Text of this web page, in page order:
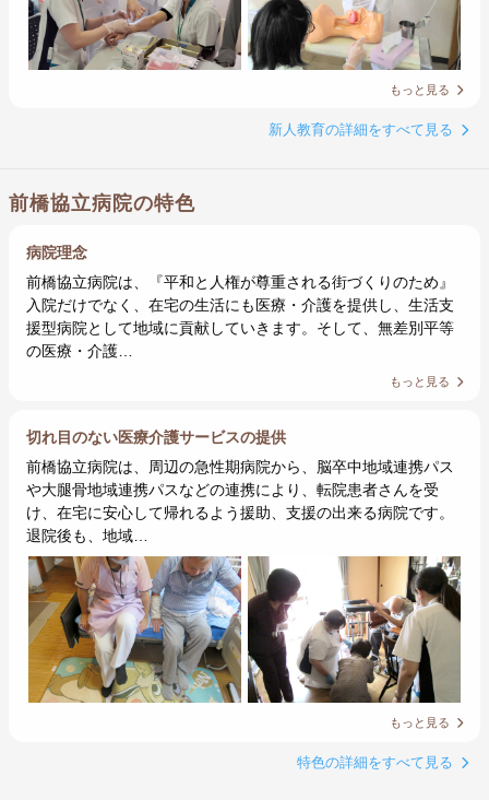
もっと見る
新人教育の詳細をすべて見る
前橋協立病院の特色
病院理念
前橋協立病院は、『平和と人権が尊重される街づくりのため』
入院だけでなく、在宅の生活にも医療・介護を提供し、生活支
援型病院として地域に貢献していきます。そして、無差別平等
の医療・介護…
もっと見る
切れ目のない医療介護サービスの提供
前橋協立病院は、周辺の急性期病院から、脳卒中地域連携パス
や大腿骨地域連携パスなどの連携により、転院患者さんを受
け、在宅に安心して帰れるよう援助、支援の出来る病院です。
退院後も、地域…
もっと見る
特色の詳細をすべて見る